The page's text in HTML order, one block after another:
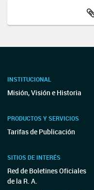
INSTITUCIONAL
Misión, Visión e Historia
PRODUCTOS Y SERVICIOS
Tarifas de Publicación
SITIOS DE INTERÉS
Red de Boletines Oficiales
de la R. A.